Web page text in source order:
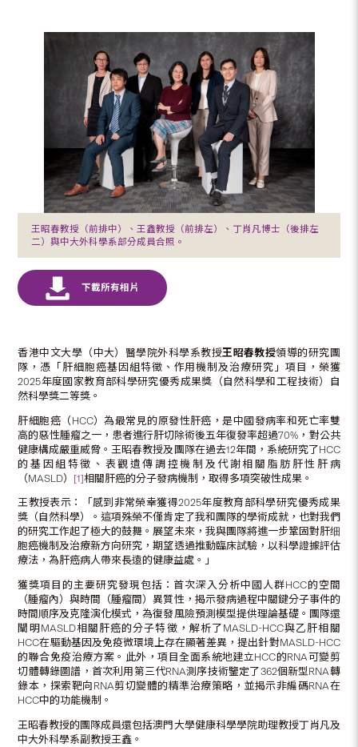
王昭春教授（前排中）、王鑫教授（前排左）、丁肖凡博士（後排左
二）與中大外科學系部分成員合照。
香港中文大學（中大）醫學院外科學系教授王昭春教授領導的研究團
隊，憑「肝細胞癌基因組特徵、作用機制及治療研究」項目，榮獲
2025年度國家教育部科學研究優秀成果獎（自然科學和工程技術）自
然科學獎二等獎。
肝細胞癌（HCC）為最常見的原發性肝癌，是中國發病率和死亡率雙
高的惡性腫瘤之一，患者進行肝切除術後五年復發率超過70%，對公共
健康構成嚴重威脅。王昭春教授及團隊在過去12年間，系統研究了HCC
的基因組特徵、表觀遺傳調控機制及代謝相關脂肪肝性肝病
（MASLD） [1]相關肝癌的分子發病機制，取得多項突破性成果。
王教授表示：「感到非常榮幸獲得2025年度教育部科學研究優秀成果
獎（自然科學）。這項殊榮不僅肯定了我和團隊的學術成就，也對我們
的研究工作起了極大的鼓舞。展望未來，我與團隊將進一步鞏固對肝细
胞癌機制及治療新方向研究，期望透過推動臨床試驗，以科學證據評估
療法，為肝癌病人帶來長遠的健康益處。」
獲獎項目的主要研究發現包括：首次深入分析中國人群HCC的空間
（腫瘤內）與時間（腫瘤間）異質性，揭示發病過程中關鍵分子事件的
時間順序及克隆演化模式，為復發風險預測模型提供理論基礎。團隊還
闡明MASLD相關肝癌的分子特徵，解析了MASLD-HCC與乙肝相關
HCC在驅動基因及免疫微環境上存在顯著差異，提出針對MASLD-HCC
的聯合免疫治療方案。此外，項目全面系統地建立HCC的RNA可變剪
切體轉錄圖譜，首次利用第三代RNA測序技術鑒定了362個新型RNA轉
錄本，探索靶向RNA剪切變體的精準治療策略，並揭示非編碼RNA在
HCC中的功能機制。
王昭春教授的團隊成員還包括澳門大學健康科學學院助理教授丁肖凡及
中大外科學系副教授王鑫。